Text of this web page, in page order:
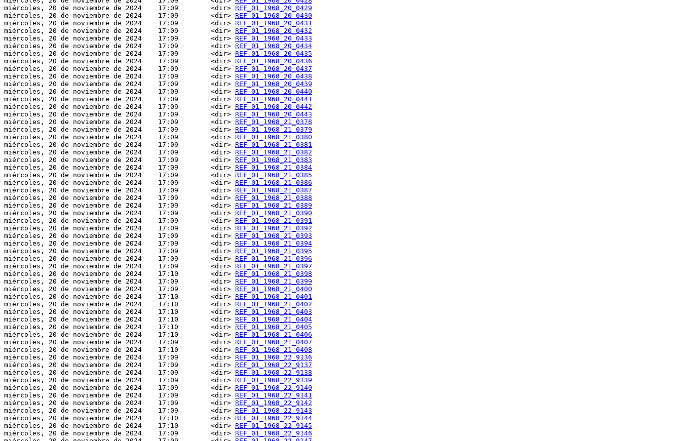
miércoles, 20 de noviembre de 2024    17:09        <dir> REF_01_1968_20_0429
miércoles, 20 de noviembre de 2024    17:09        <dir> REF_01_1968_20_0430
miércoles, 20 de noviembre de 2024    17:09        <dir> REF_01_1968_20_0431
miércoles, 20 de noviembre de 2024    17:09        <dir> REF_01_1968_20_0432
miércoles, 20 de noviembre de 2024    17:09        <dir> REF_01_1968_20_0433
miércoles, 20 de noviembre de 2024    17:09        <dir> REF_01_1968_20_0434
miércoles, 20 de noviembre de 2024    17:09        <dir> REF_01_1968_20_0435
miércoles, 20 de noviembre de 2024    17:09        <dir> REF_01_1968_20_0436
miércoles, 20 de noviembre de 2024    17:09        <dir> REF_01_1968_20_0437
miércoles, 20 de noviembre de 2024    17:09        <dir> REF_01_1968_20_0438
miércoles, 20 de noviembre de 2024    17:09        <dir> REF_01_1968_20_0439
miércoles, 20 de noviembre de 2024    17:09        <dir> REF_01_1968_20_0440
miércoles, 20 de noviembre de 2024    17:09        <dir> REF_01_1968_20_0441
miércoles, 20 de noviembre de 2024    17:09        <dir> REF_01_1968_20_0442
miércoles, 20 de noviembre de 2024    17:09        <dir> REF_01_1968_20_0443
miércoles, 20 de noviembre de 2024    17:09        <dir> REF_01_1968_21_0378
miércoles, 20 de noviembre de 2024    17:09        <dir> REF_01_1968_21_0379
miércoles, 20 de noviembre de 2024    17:09        <dir> REF_01_1968_21_0380
miércoles, 20 de noviembre de 2024    17:09        <dir> REF_01_1968_21_0381
miércoles, 20 de noviembre de 2024    17:09        <dir> REF_01_1968_21_0382
miércoles, 20 de noviembre de 2024    17:09        <dir> REF_01_1968_21_0383
miércoles, 20 de noviembre de 2024    17:09        <dir> REF_01_1968_21_0384
miércoles, 20 de noviembre de 2024    17:09        <dir> REF_01_1968_21_0385
miércoles, 20 de noviembre de 2024    17:09        <dir> REF_01_1968_21_0386
miércoles, 20 de noviembre de 2024    17:09        <dir> REF_01_1968_21_0387
miércoles, 20 de noviembre de 2024    17:09        <dir> REF_01_1968_21_0388
miércoles, 20 de noviembre de 2024    17:09        <dir> REF_01_1968_21_0389
miércoles, 20 de noviembre de 2024    17:09        <dir> REF_01_1968_21_0390
miércoles, 20 de noviembre de 2024    17:09        <dir> REF_01_1968_21_0391
miércoles, 20 de noviembre de 2024    17:09        <dir> REF_01_1968_21_0392
miércoles, 20 de noviembre de 2024    17:09        <dir> REF_01_1968_21_0393
miércoles, 20 de noviembre de 2024    17:09        <dir> REF_01_1968_21_0394
miércoles, 20 de noviembre de 2024    17:09        <dir> REF_01_1968_21_0395
miércoles, 20 de noviembre de 2024    17:09        <dir> REF_01_1968_21_0396
miércoles, 20 de noviembre de 2024    17:09        <dir> REF_01_1968_21_0397
miércoles, 20 de noviembre de 2024    17:10        <dir> REF_01_1968_21_0398
miércoles, 20 de noviembre de 2024    17:09        <dir> REF_01_1968_21_0399
miércoles, 20 de noviembre de 2024    17:09        <dir> REF_01_1968_21_0400
miércoles, 20 de noviembre de 2024    17:10        <dir> REF_01_1968_21_0401
miércoles, 20 de noviembre de 2024    17:10        <dir> REF_01_1968_21_0402
miércoles, 20 de noviembre de 2024    17:10        <dir> REF_01_1968_21_0403
miércoles, 20 de noviembre de 2024    17:10        <dir> REF_01_1968_21_0404
miércoles, 20 de noviembre de 2024    17:10        <dir> REF_01_1968_21_0405
miércoles, 20 de noviembre de 2024    17:10        <dir> REF_01_1968_21_0406
miércoles, 20 de noviembre de 2024    17:09        <dir> REF_01_1968_21_0407
miércoles, 20 de noviembre de 2024    17:10        <dir> REF_01_1968_21_0408
miércoles, 20 de noviembre de 2024    17:09        <dir> REF_01_1968_22_9136
miércoles, 20 de noviembre de 2024    17:09        <dir> REF_01_1968_22_9137
miércoles, 20 de noviembre de 2024    17:09        <dir> REF_01_1968_22_9138
miércoles, 20 de noviembre de 2024    17:09        <dir> REF_01_1968_22_9139
miércoles, 20 de noviembre de 2024    17:09        <dir> REF_01_1968_22_9140
miércoles, 20 de noviembre de 2024    17:09        <dir> REF_01_1968_22_9141
miércoles, 20 de noviembre de 2024    17:09        <dir> REF_01_1968_22_9142
miércoles, 20 de noviembre de 2024    17:09        <dir> REF_01_1968_22_9143
miércoles, 20 de noviembre de 2024    17:10        <dir> REF_01_1968_22_9144
miércoles, 20 de noviembre de 2024    17:10        <dir> REF_01_1968_22_9145
miércoles, 20 de noviembre de 2024    17:09        <dir> REF_01_1968_22_9146